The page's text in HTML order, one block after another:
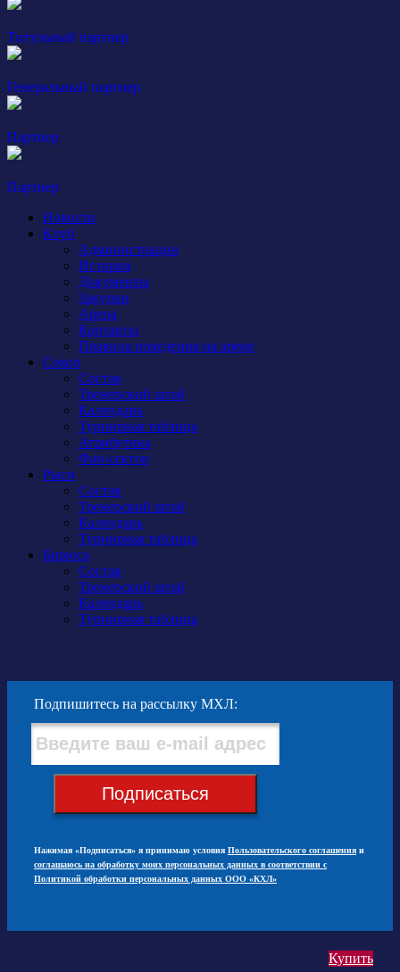
Купить
Титульный партнер
Генеральный партнер
Партнер
Партнер
Новости
Клуб
Администрация
История
Документы
Закупки
Арена
Контакты
Правила поведения на арене
Сокол
Состав
Тренерский штаб
Календарь
Турнирная таблица
Атрибутика
Фан-сектор
Рыси
Состав
Тренерский штаб
Календарь
Турнирная таблица
Бирюса
Состав
Тренерский штаб
Календарь
Турнирная таблица
Подпишитесь на рассылку МХЛ:
Подписаться
Нажимая «Подписаться» я принимаю условия Пользовательского соглашения и
соглашаюсь на обработку моих персональных данных в соответствии с
Политикой обработки персональных данных ООО «КХЛ»